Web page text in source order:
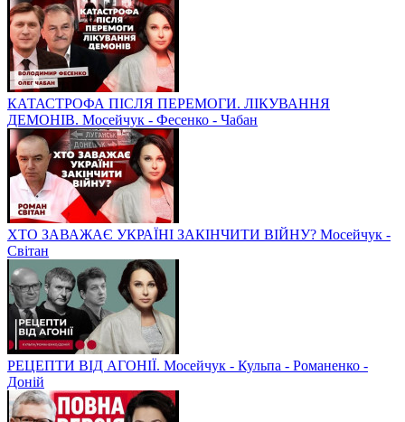
КАТАСТРОФА ПІСЛЯ ПЕРЕМОГИ. ЛІКУВАННЯ
ДЕМОНІВ. Мосейчук - Фесенко - Чабан
ХТО ЗАВАЖАЄ УКРАЇНІ ЗАКІНЧИТИ ВІЙНУ? Мосейчук -
Світан
РЕЦЕПТИ ВІД АГОНІЇ. Мосейчук - Кульпа - Романенко -
Доній